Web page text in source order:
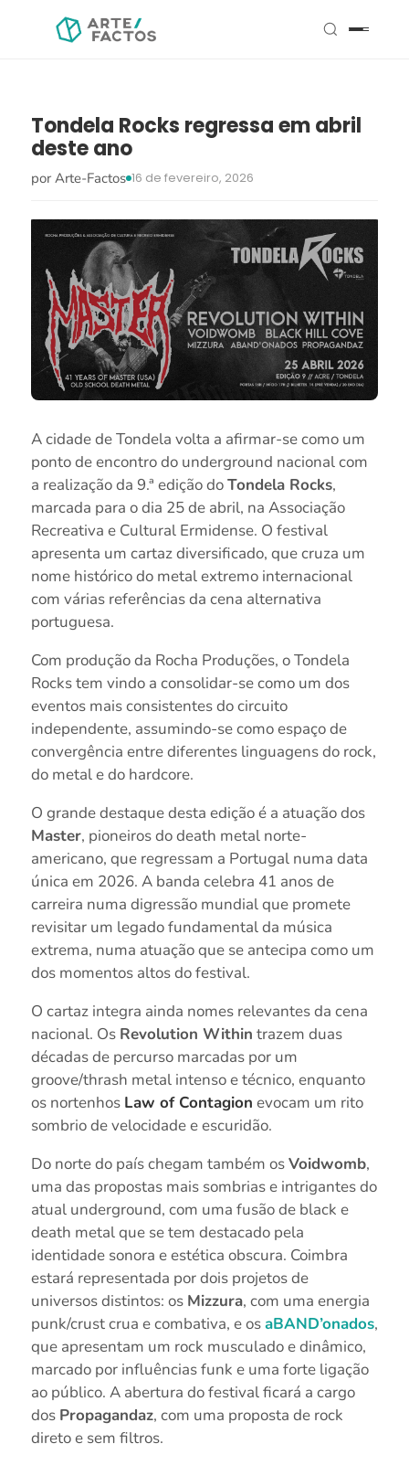
Tondela Rocks regressa em abril
deste ano
por Arte-Factos 16 de fevereiro, 2026
A cidade de Tondela volta a afirmar-se como um
ponto de encontro do underground nacional com
a realização da 9.ª edição doTondela Rocks,
marcada para o dia 25 de abril, na Associação
Recreativa e Cultural Ermidense. O festival
apresenta um cartaz diversificado, que cruza um
nome histórico do metal extremo internacional
com várias referências da cena alternativa
portuguesa.
Com produção da Rocha Produções, o Tondela
Rocks tem vindo a consolidar-se como um dos
eventos mais consistentes do circuito
independente, assumindo-se como espaço de
convergência entre diferentes linguagens do rock,
do metal e do hardcore.
O grande destaque desta edição é a atuação dos
Master, pioneiros do death metal norte-
americano, que regressam a Portugal numa data
única em 2026. A banda celebra 41 anos de
carreira numa digressão mundial que promete
revisitar um legado fundamental da música
extrema, numa atuação que se antecipa como um
dos momentos altos do festival.
O cartaz integra ainda nomes relevantes da cena
nacional. Os Revolution Within trazem duas
décadas de percurso marcadas por um
groove/thrash metal intenso e técnico, enquanto
os nortenhos Law of Contagion evocam um rito
sombrio de velocidade e escuridão.
Do norte do país chegam também osVoidwomb,
uma das propostas mais sombrias e intrigantes do
atual underground, com uma fusão de black e
death metal que se tem destacado pela
identidade sonora e estética obscura. Coimbra
estará representada por dois projetos de
universos distintos: os Mizzura, com uma energia
punk/crust crua e combativa, e osaBAND’onados,
que apresentam um rock musculado e dinâmico,
marcado por influências funk e uma forte ligação
ao público. A abertura do festival ficará a cargo
dos Propagandaz, com uma proposta de rock
direto e sem filtros.